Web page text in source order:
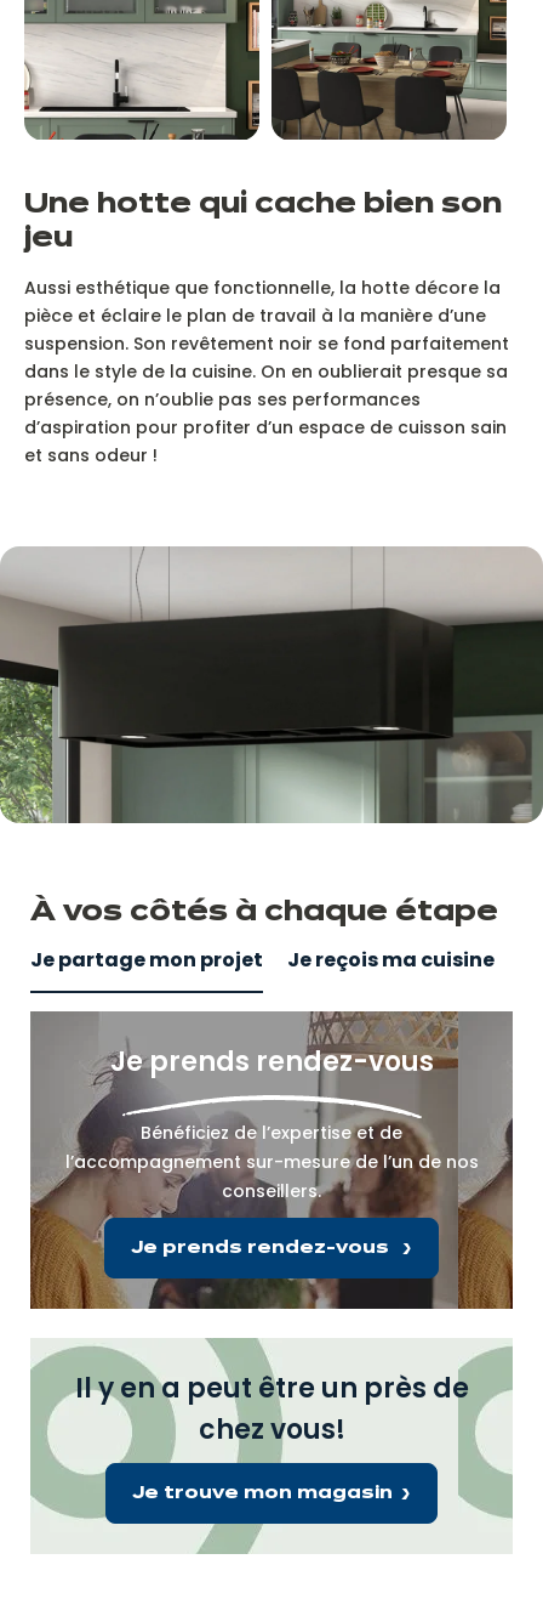
Une hotte qui cache bien son
jeu
Aussi esthétique que fonctionnelle, la hotte décore la
pièce et éclaire le plan de travail à la manière d’une
suspension. Son revêtement noir se fond parfaitement
dans le style de la cuisine. On en oublierait presque sa
présence, on n’oublie pas ses performances
d’aspiration pour profiter d’un espace de cuisson sain
et sans odeur !
À vos côtés à chaque étape
Je partage mon projet Je reçois ma cuisine
Je prends rendez-vous
Bénéficiez de l’expertise et de
l’accompagnement sur-mesure de l’un de nos
conseillers.
Je prends rendez-vous
Il y en a peut être un près de
chez vous!
Je trouve mon magasin